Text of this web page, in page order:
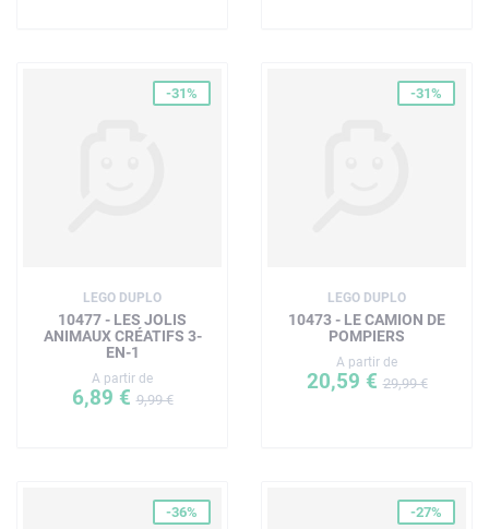
-31%
LEGO DUPLO
10477 - LES JOLIS
ANIMAUX CRÉATIFS 3-
EN-1
A partir de
6,89 €9,99 €
-31%
LEGO DUPLO
10473 - LE CAMION DE
POMPIERS
A partir de
20,59 €29,99 €
-36% -27%